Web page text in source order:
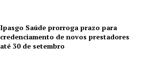
Ipasgo Saúde prorroga prazo para
credenciamento de novos prestadores
até 30 de setembro